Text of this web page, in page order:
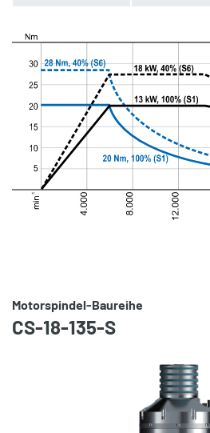
Motorspindel-Baureihe
CS-18-135-S